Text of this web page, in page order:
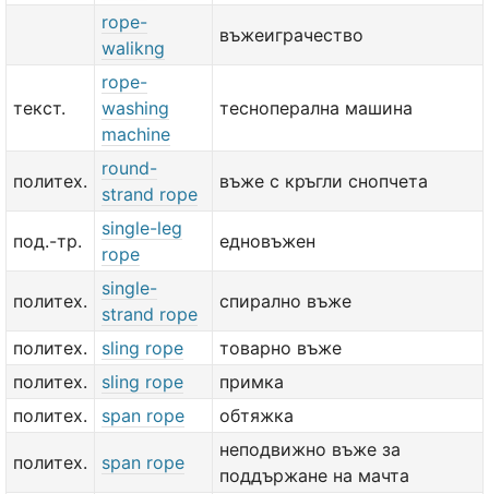
rope-
walikng
въжеиграчество
текст.
rope-
washing
machine
тесноперална машина
политех.
round-
strand rope
въже с кръгли снопчета
под.-тр.
single-leg
rope
едновъжен
политех.
single-
strand rope
спирално въже
политех. sling rope
товарно въже
политех.
sling rope
примка
политех.
span rope обтяжка
политех. span rope
неподвижно въже за
поддържане на мачта